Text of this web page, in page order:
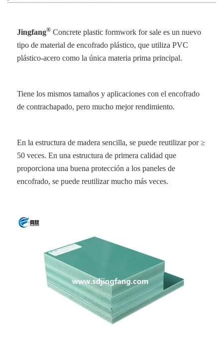
Jingfang® Concrete plastic formwork for salees un nuevo
tipo de material de encofrado plástico, que utiliza PVC
plástico-acero como la única materia prima principal.
Tiene los mismos tamaños y aplicaciones con el encofrado
de contrachapado, pero mucho mejor rendimiento.
En la estructura de madera sencilla, se puede reutilizar por ≥
50 veces. En una estructura de primera calidad que
proporciona una buena protección a los paneles de
encofrado, se puede reutilizar mucho más veces.